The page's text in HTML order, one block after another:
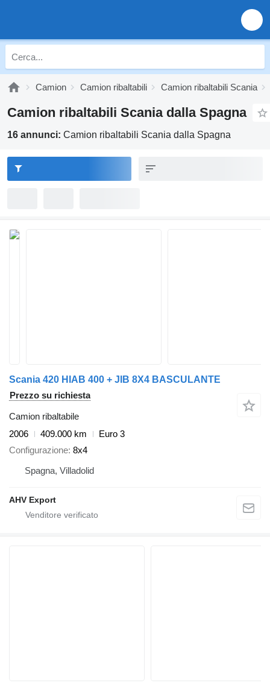
Camion Camion ribaltabili Camion ribaltabili Scania
Camion ribaltabili Scania dalla Spagna
16 annunci: Camion ribaltabili Scania dalla Spagna
Scania 420 HIAB 400 + JIB 8X4 BASCULANTE
Prezzo su richiesta
Camion ribaltabile
2006
409.000 km
Euro 3
Configurazione 8x4
Spagna, Villadolid
AHV Export